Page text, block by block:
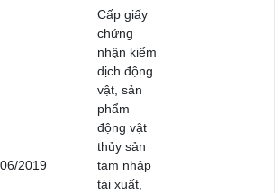
2019
Cấp giấy
chứng
nhận kiểm
dịch động
vật, sản
phẩm
động vật
thủy sản
tạm nhập
tái xuất,